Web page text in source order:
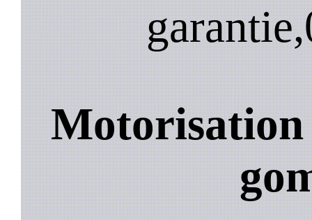
garantie,